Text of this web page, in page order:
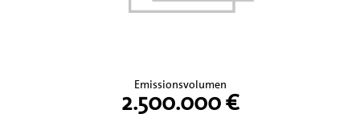
Emissionsvolumen
2.500.000 €